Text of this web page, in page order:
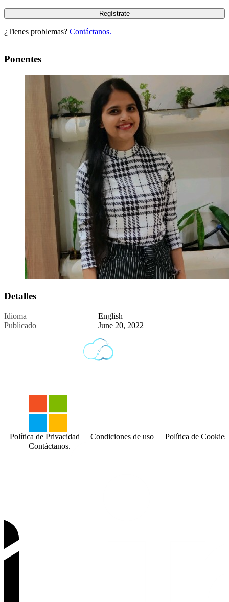
¿Tienes problemas? Contáctanos.
Ponentes
Detalles
Idioma
English
Publicado
June 20, 2022
Contáctanos.
Política de Privacidad Condiciones de uso Política de Cookies